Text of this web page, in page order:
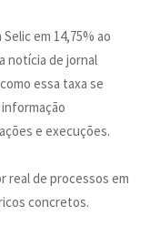
em 14,75% ao
notícia de jornal
essa taxa se
e execuções.
real de processos em
concretos.